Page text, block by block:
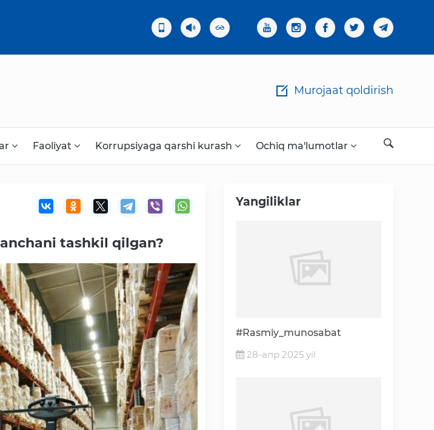
Murojaat qoldirish
Faoliyat Korrupsiyaga qarshi kurash Ochiq ma'lumotlar
×
kurashish bo'yicha idoraviy
kurashish bo'yicha amalga
«Elektron hukumat» tizimi
«Ochiq ma'lumotlar» PF-6247 bo'yicha
Ochiq budjet ma'lumotlar
Davlat xizmatlar yangona reestri
tashkil qilgan?
Yangiliklar
#Rasmiy_munosabat
28-апр 2025 yil